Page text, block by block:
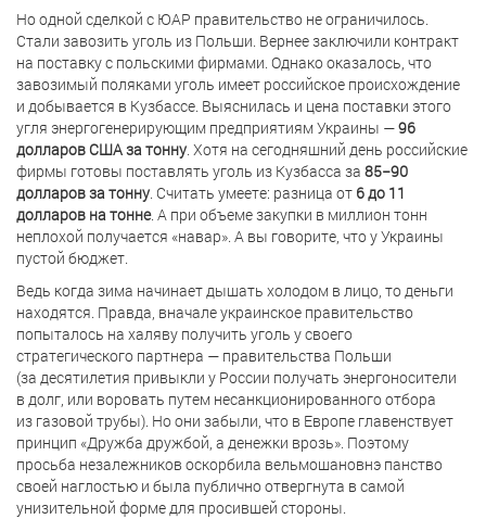
Но одной сделкой с ЮАР правительство не ограничилось.
Стали завозить уголь из Польши. Вернее заключили контракт
на поставку с польскими фирмами. Однако оказалось, что
завозимый поляками уголь имеет российское происхождение
и добывается в Кузбассе. Выяснилась и цена поставки этого
угля энергогенерирующим предприятиям Украины —96
долларов США за тонну . Хотя на сегодняшний день российские
фирмы готовы поставлять уголь из Кузбасса за 85−90
долларов за тонну . Считать умеете: разница от 6 до 11
долларов на тонне. А при объеме закупки в миллион тонн
неплохой получается «навар». А вы говорите, что у Украины
пустой бюджет.
Ведь когда зима начинает дышать холодом в лицо, то деньги
находятся. Правда, вначале украинское правительство
попыталось на халяву получить уголь у своего
стратегического партнера — правительства Польши
(за десятилетия привыкли у России получать энергоносители
в долг, или воровать путем несанкционированного отбора
из газовой трубы). Но они забыли, что в Европе главенствует
принцип «Дружба дружбой, а денежки врозь». Поэтому
просьба незалежников оскорбила вельмошановнэ панство
своей наглостью и была публично отвергнута в самой
унизительной форме для просившей стороны.